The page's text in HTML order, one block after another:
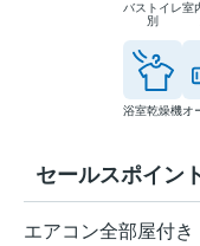
バストイレ
別
室
浴室乾燥機オ
セールスポイン
エアコン全部屋付き